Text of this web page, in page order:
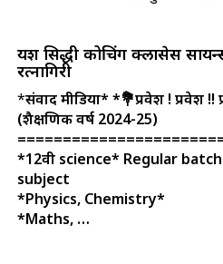
यश सिद्धी कोचिंग क्लासेस
रत्नागिरी
*संवाद मीडिया**💐प्रवेश ! प्रवेश !!
(शैक्षणिक वर्ष 2024-25)
*12वी science* Regular batch
subject
*Physics, Chemistry*
*Maths, …